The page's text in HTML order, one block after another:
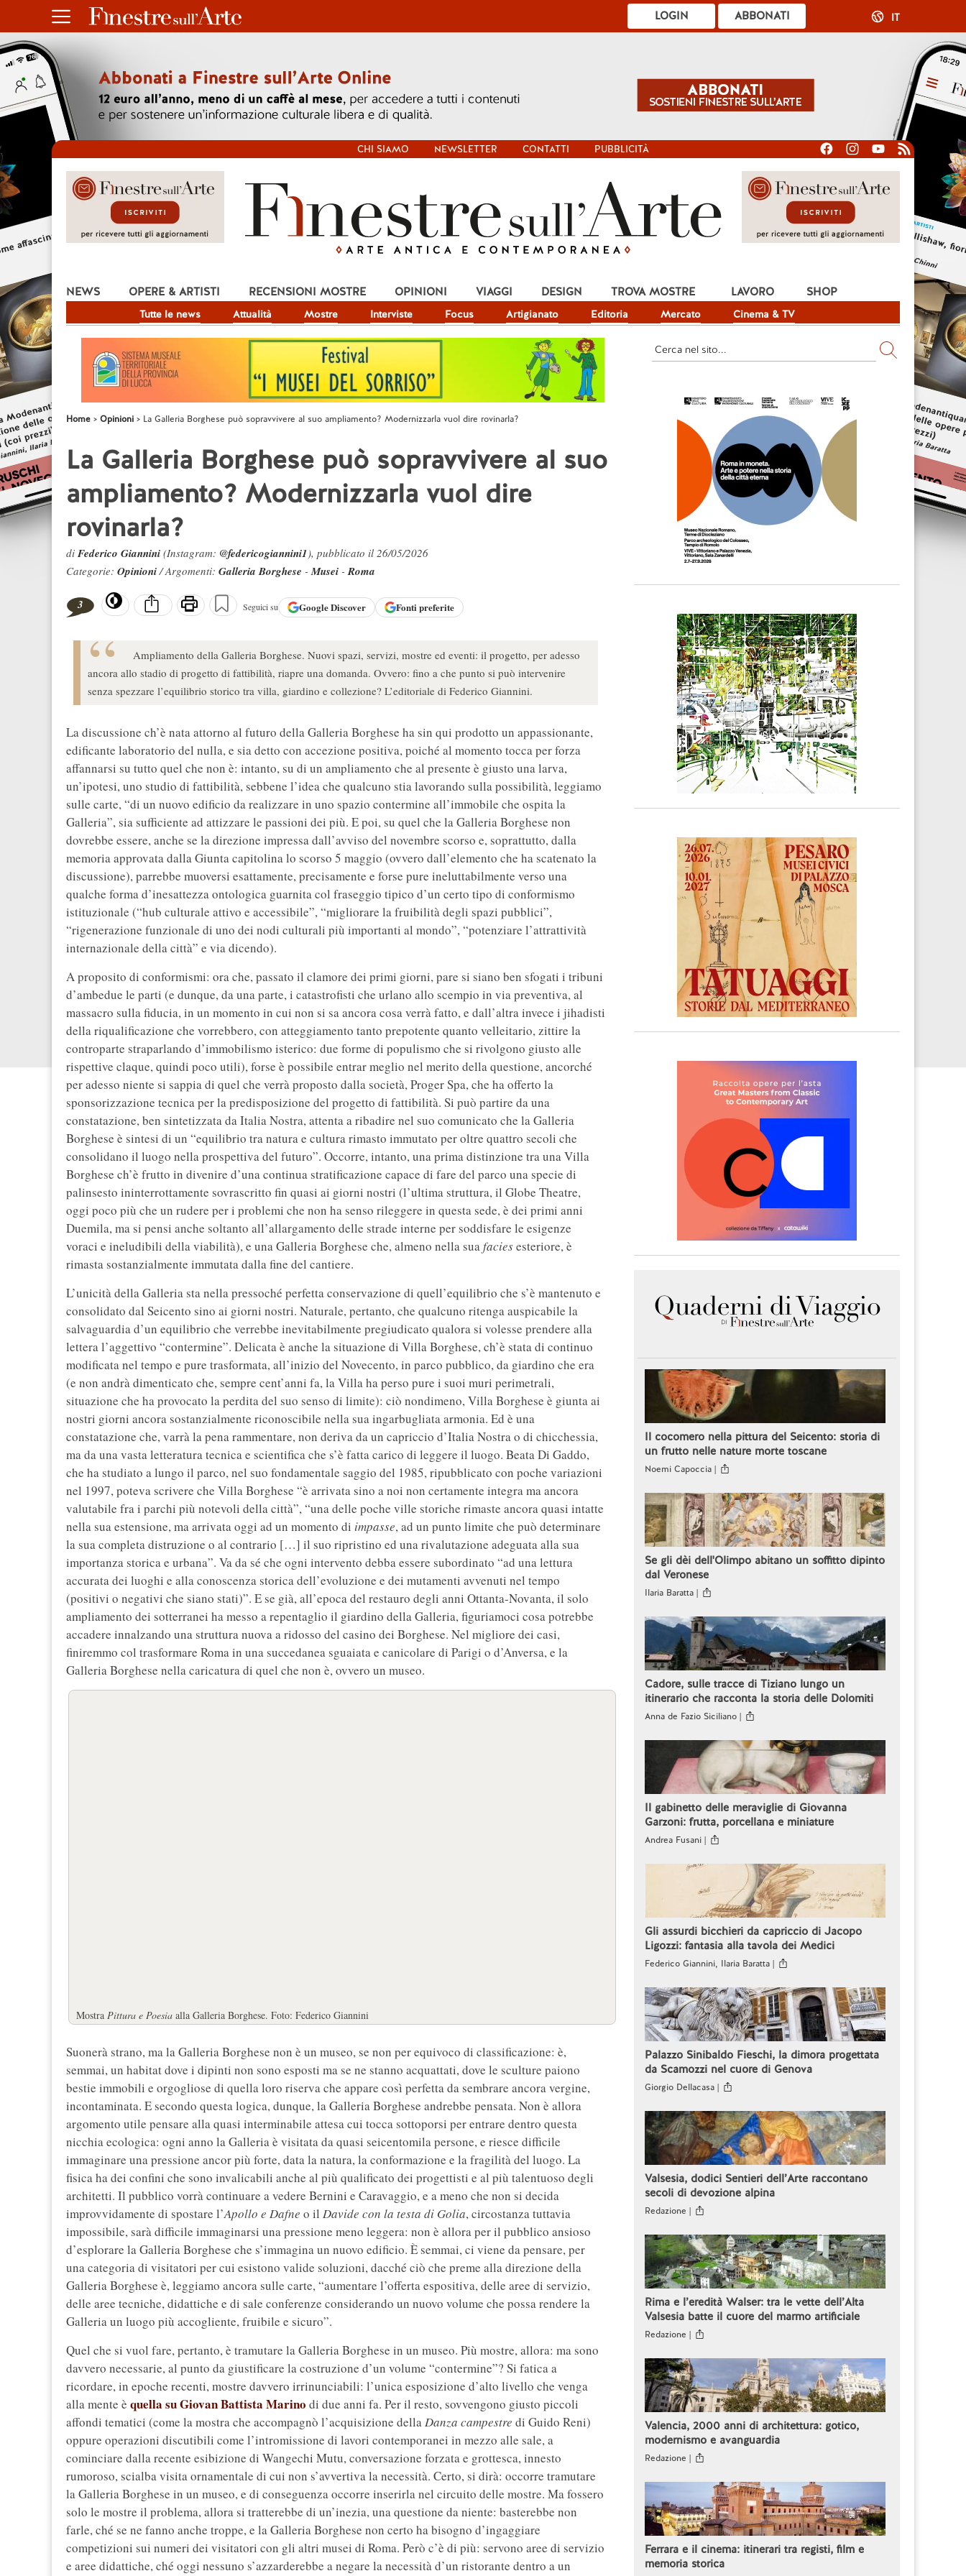
ABBONATI
LOGIN IT
CHI SIAMO NEWSLETTER CONTATTI PUBBLICITÀ
NEWS
Tutte le news Attualità Mostre Interviste Focus Artigianato Editoria Mercato Cinema & TV
OPERE & ARTISTI RECENSIONI MOSTRE OPINIONI VIAGGI DESIGN TROVA MOSTRE LAVORO SHOP
Home Opinioni La Galleria Borghese può sopravvivere al suo ampliamento? Modernizzarla vuol dire rovinarla?
La Galleria Borghese può sopravvivere al suo
ampliamento? Modernizzarla vuol dire
rovinarla?
di Federico Giannini (Instagram: @federicogiannini1), pubblicato il 26/05/2026
Categorie: Opinioni/ Argomenti: Galleria Borghese -Musei -Roma
3 Seguici su GoogleDiscover Fonti preferite
Ampliamento della Galleria Borghese. Nuovi spazi, servizi, mostre ed eventi: il progetto, per adesso
ancora allo stadio di progetto di fattibilità, riapre una domanda. Ovvero: fino a che punto si può intervenire
senza spezzare l’equilibrio storico tra villa, giardino e collezione? L’editoriale di Federico Giannini.
La discussione ch’è nata attorno al futuro della Galleria Borghese ha sin qui prodotto un appassionante,
edificante laboratorio del nulla, e sia detto con accezione positiva, poiché al momento tocca per forza
affannarsi su tutto quel che non è: intanto, su di un ampliamento che al presente è giusto una larva,
un’ipotesi, uno studio di fattibilità, sebbene l’idea che qualcuno stia lavorando sulla possibilità, leggiamo
sulle carte, “di un nuovo edificio da realizzare in uno spazio contermine all’immobile che ospita la
Galleria”, sia sufficiente ad attizzare le passioni dei più. E poi, su quel che la Galleria Borghese non
dovrebbe essere, anche se la direzione impressa dall’avviso del novembre scorso e, soprattutto, dalla
memoria approvata dalla Giunta capitolina lo scorso 5 maggio (ovvero dall’elemento che ha scatenato la
discussione), parrebbe muoversi esattamente, precisamente e forse pure ineluttabilmente verso una
qualche forma d’inesattezza ontologica guarnita col fraseggio tipico d’un certo tipo di conformismo
istituzionale (“hub culturale attivo e accessibile”, “migliorare la fruibilità degli spazi pubblici”,
“rigenerazione funzionale di uno dei nodi culturali più importanti al mondo”, “potenziare l’attrattività
internazionale della città” e via dicendo).
A proposito di conformismi: ora che, passato il clamore dei primi giorni, pare si siano ben sfogati i tribuni
d’ambedue le parti (e dunque, da una parte, i catastrofisti che urlano allo scempio in via preventiva, al
massacro sulla fiducia, in un momento in cui non si sa ancora cosa verrà fatto, e dall’altra invece i jihadisti
della riqualificazione che vorrebbero, con atteggiamento tanto prepotente quanto velleitario, zittire la
controparte straparlando d’immobilismo isterico: due forme di populismo che si rivolgono giusto alle
rispettive claque, quindi poco utili), forse è possibile entrar meglio nel merito della questione, ancorché
per adesso niente si sappia di quel che verrà proposto dalla società, Proger Spa, che ha offerto la
sponsorizzazione tecnica per la predisposizione del progetto di fattibilità. Si può partire da una
constatazione, ben sintetizzata da Italia Nostra, attenta a ribadire nel suo comunicato che la Galleria
Borghese è sintesi di un “equilibrio tra natura e cultura rimasto immutato per oltre quattro secoli che
consolidano il luogo nella prospettiva del futuro”. Occorre, intanto, una prima distinzione tra una Villa
Borghese ch’è frutto in divenire d’una continua stratificazione capace di fare del parco una specie di
palinsesto ininterrottamente sovrascritto fin quasi ai giorni nostri (l’ultima struttura, il Globe Theatre,
oggi poco più che un rudere per i problemi che non ha senso rileggere in questa sede, è dei primi anni
Duemila, ma si pensi anche soltanto all’allargamento delle strade interne per soddisfare le esigenze
voraci e ineludibili della viabilità), e una Galleria Borghese che, almeno nella suafaciesesteriore, è
rimasta sostanzialmente immutata dalla fine del cantiere.
L’unicità della Galleria sta nella pressoché perfetta conservazione di quell’equilibrio che s’è mantenuto e
consolidato dal Seicento sino ai giorni nostri. Naturale, pertanto, che qualcuno ritenga auspicabile la
salvaguardia d’un equilibrio che verrebbe inevitabilmente pregiudicato qualora si volesse prendere alla
lettera l’aggettivo “contermine”. Delicata è anche la situazione di Villa Borghese, ch’è stata di continuo
modificata nel tempo e pure trasformata, all’inizio del Novecento, in parco pubblico, da giardino che era
(e non andrà dimenticato che, sempre cent’anni fa, la Villa ha perso pure i suoi muri perimetrali,
situazione che ha provocato la perdita del suo senso di limite): ciò nondimeno, Villa Borghese è giunta ai
nostri giorni ancora sostanzialmente riconoscibile nella sua ingarbugliata armonia. Ed è una
constatazione che, varrà la pena rammentare, non deriva da un capriccio d’Italia Nostra o di chicchessia,
ma da una vasta letteratura tecnica e scientifica che s’è fatta carico di leggere il luogo. Beata Di Gaddo,
che ha studiato a lungo il parco, nel suo fondamentale saggio del 1985, ripubblicato con poche variazioni
nel 1997, poteva scrivere che Villa Borghese “è arrivata sino a noi non certamente integra ma ancora
valutabile fra i parchi più notevoli della città”, “una delle poche ville storiche rimaste ancora quasi intatte
nella sua estensione, ma arrivata oggi ad un momento di impasse, ad un punto limite che può determinare
la sua completa distruzione o al contrario […] il suo ripristino ed una rivalutazione adeguata alla sua
importanza storica e urbana”. Va da sé che ogni intervento debba essere subordinato “ad una lettura
accurata dei luoghi e alla conoscenza storica dell’evoluzione e dei mutamenti avvenuti nel tempo
(positivi o negativi che siano stati)”. E se già, all’epoca del restauro degli anni Ottanta-Novanta, il solo
ampliamento dei sotterranei ha messo a repentaglio il giardino della Galleria, figuriamoci cosa potrebbe
accadere innalzando una struttura nuova a ridosso del casino dei Borghese. Nel migliore dei casi,
finiremmo col trasformare Roma in una succedanea sguaiata e canicolare di Parigi o d’Anversa, e la
Galleria Borghese nella caricatura di quel che non è, ovvero un museo.
Mostra Pittura e Poesia alla Galleria Borghese. Foto: Federico Giannini
Suonerà strano, ma la Galleria Borghese non è un museo, se non per equivoco di classificazione: è,
semmai, un habitat dove i dipinti non sono esposti ma se ne stanno acquattati, dove le sculture paiono
bestie immobili e orgogliose di quella loro riserva che appare così perfetta da sembrare ancora vergine,
incontaminata. E secondo questa logica, dunque, la Galleria Borghese andrebbe pensata. Non è allora
argomento utile pensare alla quasi interminabile attesa cui tocca sottoporsi per entrare dentro questa
nicchia ecologica: ogni anno la Galleria è visitata da quasi seicentomila persone, e riesce difficile
immaginare una pressione ancor più forte, data la natura, la conformazione e la fragilità del luogo. La
fisica ha dei confini che sono invalicabili anche al più qualificato dei progettisti e al più talentuoso degli
architetti. Il pubblico vorrà continuare a vedere Bernini e Caravaggio, e a meno che non si decida
improvvidamente di spostare l’Apollo e Dafne o il Davide con la testa di Golia, circostanza tuttavia
impossibile, sarà difficile immaginarsi una pressione meno leggera: non è allora per il pubblico ansioso
d’esplorare la Galleria Borghese che s’immagina un nuovo edificio. È semmai, ci viene da pensare, per
una categoria di visitatori per cui esistono valide soluzioni, dacché ciò che preme alla direzione della
Galleria Borghese è, leggiamo ancora sulle carte, “aumentare l’offerta espositiva, delle aree di servizio,
delle aree tecniche, didattiche e di sale conferenze considerando un nuovo volume che possa rendere la
Galleria un luogo più accogliente, fruibile e sicuro”.
Quel che si vuol fare, pertanto, è tramutare la Galleria Borghese in un museo. Più mostre, allora: ma sono
davvero necessarie, al punto da giustificare la costruzione d’un volume “contermine”? Si fatica a
ricordare, in epoche recenti, mostre davvero irrinunciabili: l’unica esposizione d’alto livello che venga
alla mente è quella su Giovan Battista Marino di due anni fa. Per il resto, sovvengono giusto piccoli
affondi tematici (come la mostra che accompagnò l’acquisizione dellaDanza campestre di Guido Reni)
oppure operazioni discutibili come l’intromissione di lavori contemporanei in mezzo alle sale, a
cominciare dalla recente esibizione di Wangechi Mutu, conversazione forzata e grottesca, innesto
rumoroso, scialba visita ornamentale di cui non s’avvertiva la necessità. Certo, si dirà: occorre tramutare
la Galleria Borghese in un museo, e di conseguenza occorre inserirla nel circuito delle mostre. Ma fossero
solo le mostre il problema, allora si tratterebbe di un’inezia, una questione da niente: basterebbe non
farle, ché se ne fanno anche troppe, e la Galleria Borghese non certo ha bisogno d’ingaggiare
competizioni sui numeri dei visitatori con gli altri musei di Roma. Però c’è di più: servono aree di servizio
e aree didattiche, ché oggi nessuno s’azzarderebbe a negare la necessità d’un ristorante dentro a un
Il cocomero nella pittura del Seicento: storia di
un frutto nelle nature morte toscane
Noemi Capoccia |
Se gli dèi dell'Olimpo abitano un soffitto dipinto
dal Veronese
Ilaria Baratta |
Cadore, sulle tracce di Tiziano lungo un
itinerario che racconta la storia delle Dolomiti
Anna de Fazio Siciliano |
Il gabinetto delle meraviglie di Giovanna
Garzoni: frutta, porcellana e miniature
Andrea Fusani |
Gli assurdi bicchieri da capriccio di Jacopo
Ligozzi: fantasia alla tavola dei Medici
Federico Giannini, Ilaria Baratta |
Palazzo Sinibaldo Fieschi, la dimora progettata
da Scamozzi nel cuore di Genova
Giorgio Dellacasa |
Valsesia, dodici Sentieri dell’Arte raccontano
secoli di devozione alpina
Redazione |
Rima e l’eredità Walser: tra le vette dell’Alta
Valsesia batte il cuore del marmo artificiale
Redazione |
Valencia, 2000 anni di architettura: gotico,
modernismo e avanguardia
Redazione |
Ferrara e il cinema: itinerari tra registi, film e
memoria storica